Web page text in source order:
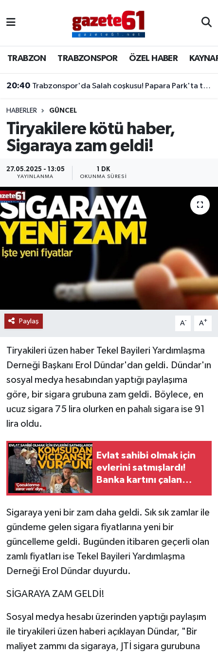
TRABZON TRABZONSPOR ÖZEL HABER
20:40 Trabzonspor'da Salah coşkusu! Papara Park'ta tarihi imza töreni
HABERLER GÜNCEL
Tiryakilere kötü haber,
Sigaraya zam geldi!
27.05.2025 - 13:05
YAYINLANMA
1 DK
OKUNMA SÜRESI
Paylaş A- A+
Tiryakileri üzen haber Tekel Bayileri Yardımlaşma
Derneği Başkanı Erol Dündar'dan geldi. Dündar'ın
sosyal medya hesabından yaptığı paylaşıma
göre, bir sigara grubuna zam geldi. Böylece, en
ucuz sigara 75 lira olurken en pahalı sigara ise 91
lira oldu.
Evlat sahibi olmak için
evlerini satmışlardı!
Banka kartını çalan
Sigaraya yeni bir zam daha geldi. Sık sık zamlar ile
gündeme gelen sigara fiyatlarına yeni bir
güncelleme geldi. Bugünden itibaren geçerli olan
zamlı fiyatları ise Tekel Bayileri Yardımlaşma
Derneği Erol Dündar duyurdu.
SİGARAYA ZAM GELDİ!
Sosyal medya hesabı üzerinden yaptığı paylaşım
ile tiryakileri üzen haberi açıklayan Dündar, "Bir
maliyet zammı da sigaraya, JTİ sigara gurubuna
TRABZONSPOR
ÖZEL HABER
KAYNAR KAZAN
SİYASET
Trabzon Nöbetçi Eczaneler
Trabzon Hava Durumu
Trabzon Namaz Vakitleri
Trabzon Trafik Yoğunluk Haritası
Süper Lig Puan Durumu ve Fikstür
Son Dakika Haberleri
Haber Arşivi